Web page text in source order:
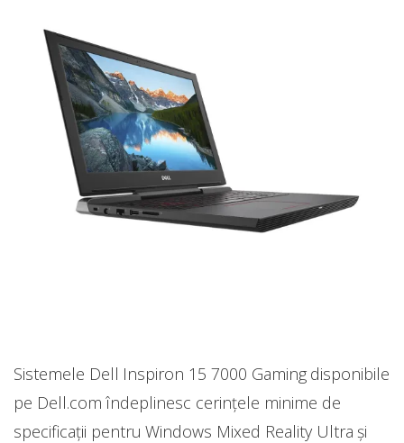
Sistemele Dell Inspiron 15 7000 Gaming disponibile
pe Dell.com îndeplinesc cerințele minime de
specificații pentru Windows Mixed Reality Ultra și